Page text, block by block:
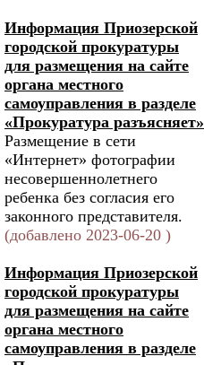
Информация Приозерской
городской прокуратуры
для размещения на сайте
органа местного
самоуправления в разделе
«Прокуратура разъясняет»
Размещение в сети
«Интернет» фотографии
несовершеннолетнего
ребенка без согласия его
законного представителя.
(добавлено 2023-06-20 )
Информация Приозерской
городской прокуратуры
для размещения на сайте
органа местного
самоуправления в разделе